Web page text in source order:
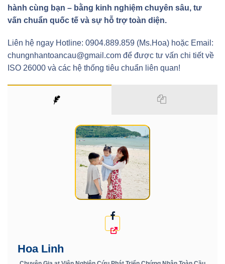
hành cùng bạn – bằng kinh nghiệm chuyên sâu, tư
vấn chuẩn quốc tế và sự hỗ trợ toàn diện.
Liên hệ ngay Hotline: 0904.889.859 (Ms.Hoa) hoặc Email:
chungnhantoancau@gmail.com để được tư vấn chi tiết về
ISO 26000 và các hệ thống tiêu chuẩn liên quan!
Hoa Linh